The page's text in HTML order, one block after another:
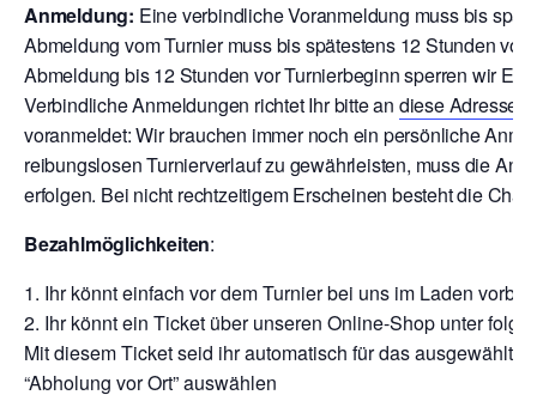
Anmeldung: Eine verbindliche Voranmeldung muss bis
Abmeldung vom Turnier muss bis spätestens 12 Stunden
Abmeldung bis 12 Stunden vor Turnierbeginn sperren wir
Verbindliche Anmeldungen richtet Ihr bitte an diese Adresse
voranmeldet: Wir brauchen immer noch ein persönliche
reibungslosen Turnierverlauf zu gewährleisten, muss die
erfolgen. Bei nicht rechtzeitigem Erscheinen besteht die
Bezahlmöglichkeiten:
Ihr könnt einfach vor dem Turnier bei uns im Laden
Ihr könnt ein Ticket über unseren Online-Shop unter
Mit diesem Ticket seid ihr automatisch für das
“Abholung vor Ort” auswählen